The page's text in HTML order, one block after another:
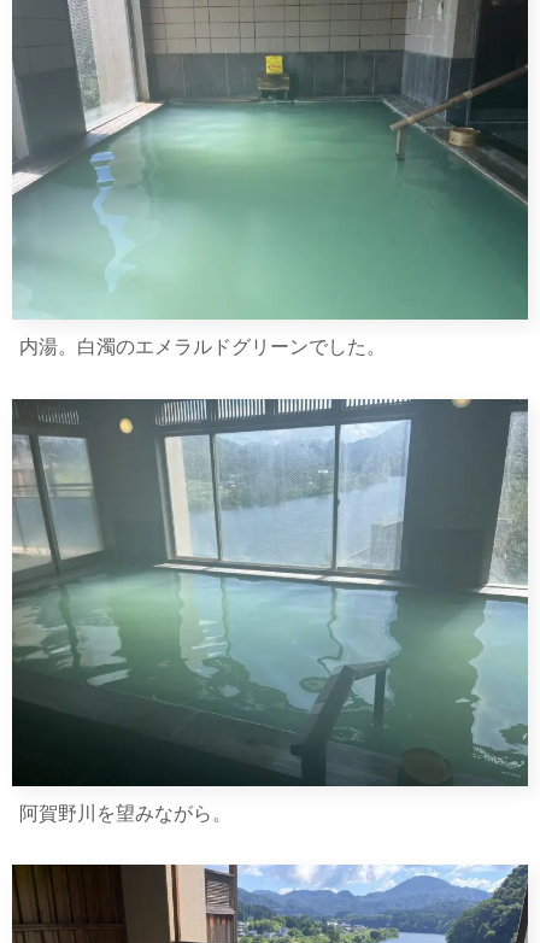
内湯。白濁のエメラルドグリーンでした。
阿賀野川を望みながら。